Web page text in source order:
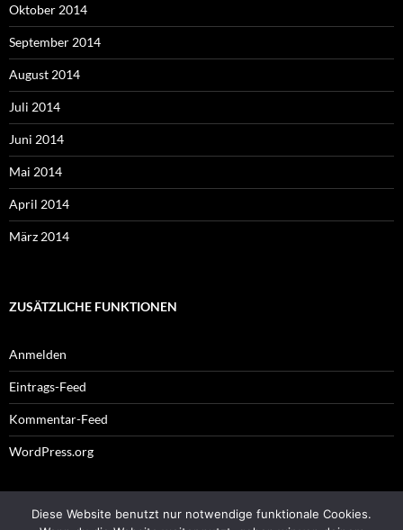
Oktober 2014
September 2014
August 2014
Juli 2014
Juni 2014
Mai 2014
April 2014
März 2014
ZUSÄTZLICHE FUNKTIONEN
Anmelden
Eintrags-Feed
Kommentar-Feed
WordPress.org
Impressum
Diese Website benutzt nur notwendige funktionale Cookies.